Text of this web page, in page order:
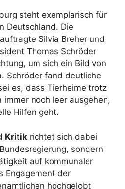
steht exemplarisch für
Deutschland. Die
Silvia Breher und
Thomas Schröder
um sich ein Bild von
Schröder fand deutliche
es, dass Tierheime trotz
immer noch leer ausgehen,
Hilfen geht.
Kritik richtet sich dabei
sondern
auf kommunaler
Engagement der
hochgelobt